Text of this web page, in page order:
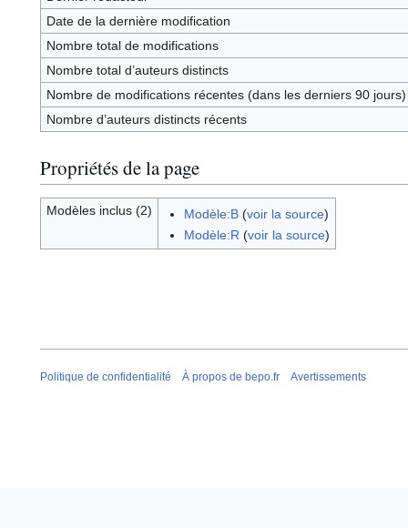
Date de la dernière modification
Nombre total de modifications
Nombre total d’auteurs distincts
Nombre de modifications récentes (dans les derniers 90 jours)
Nombre d’auteurs distincts récents
Propriétés de la page
Modèles inclus (2) Modèle:B(voir la source)
Modèle:R (voir la source)
Politique de confidentialité À propos de bepo.fr Avertissements